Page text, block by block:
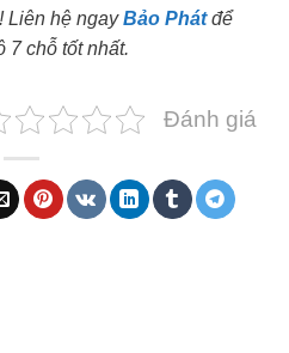
Liên hệ ngayBảo Phátđể
7 chỗ tốt nhất.
Đánh giá